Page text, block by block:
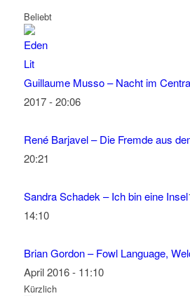
Beliebt
Guillaume Musso – Nacht im
2017 - 20:06
René Barjavel – Die Fremde aus
20:21
Sandra Schadek – Ich bin eine Insel
14:10
Brian Gordon – Fowl Language,
April 2016 - 11:10
Kürzlich